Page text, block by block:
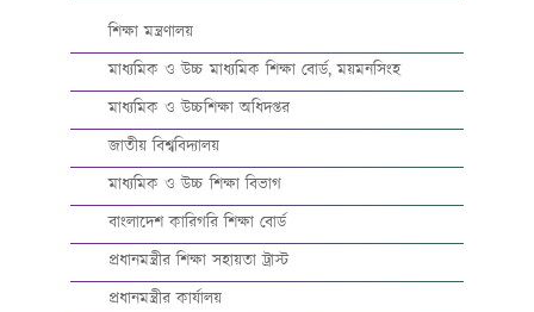
শিক্ষা মন্ত্রণালয়
মাধ্যমিক ও উচ্চ মাধ্যমিক শিক্ষা বোর্ড, ময়মনসিংহ
মাধ্যমিক ও উচ্চশিক্ষা অধিদপ্তর
জাতীয় বিশ্ববিদ্যালয়
মাধ্যমিক ও উচ্চ শিক্ষা বিভাগ
বাংলাদেশ কারিগরি শিক্ষা বোর্ড
প্রধানমন্ত্রীর শিক্ষা সহায়তা ট্রাস্ট
প্রধানমন্ত্রীর কার্যালয়